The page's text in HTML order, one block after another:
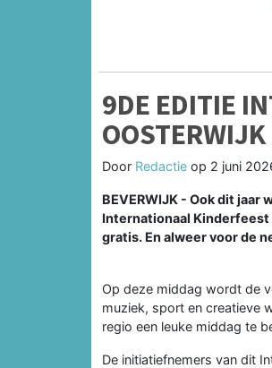
9DE EDITIE
OOSTERWIJK
Door Redactie op 2 juni
BEVERWIJK - Ook dit
Internationaal
gratis. En alweer voor de
Op deze middag wordt de
muziek, sport en creatieve
regio een leuke middag te
De initiatiefnemers van dit